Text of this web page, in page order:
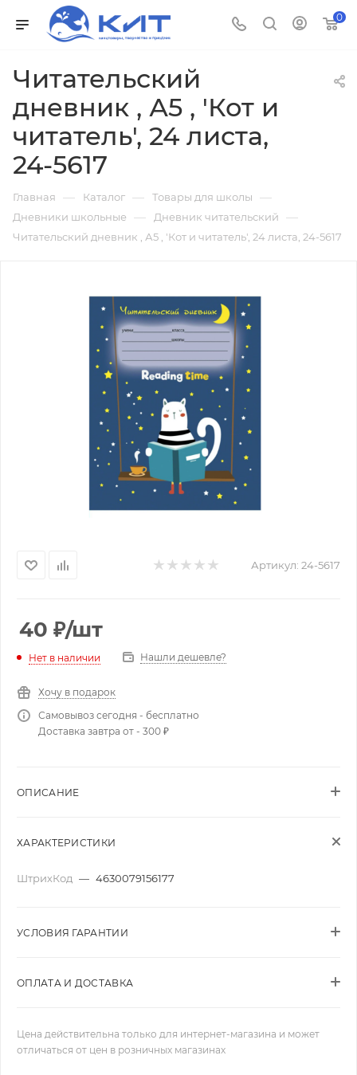
0
Читательский
дневник , А5 , 'Кот и
читатель', 24 листа,
24-5617
Главная — Каталог — Товары для школы —
Дневники школьные — Дневник читательский —
Читательский дневник , А5 , 'Кот и читатель', 24 листа, 24-5617
Артикул: 24-5617
40 ₽/шт
Нет в наличии Нашли дешевле?
Хочу в подарок
Самовывоз сегодня - бесплатно
Доставка завтра от - 300 ₽
ОПИСАНИЕ
ХАРАКТЕРИСТИКИ
ШтрихКод — 4630079156177
УСЛОВИЯ ГАРАНТИИ
ОПЛАТА И ДОСТАВКА
Цена действительна только для интернет-магазина и может
отличаться от цен в розничных магазинах